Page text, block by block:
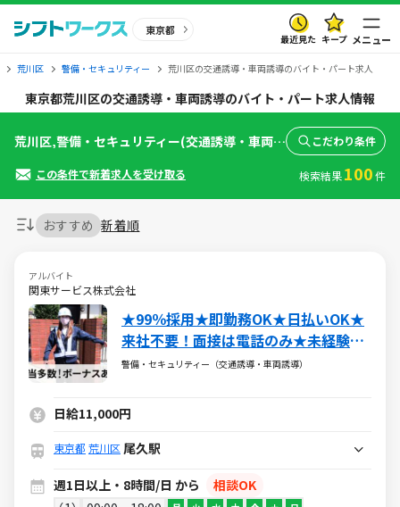
東京都
最近見た キープ メニュー
荒川区 警備・セキュリティー 荒川区の交通誘導・車両誘導のバイト・パート求人
東京都荒川区の交通誘導・車両誘導のバイト・パート求人情報
おすすめ 新着順
アルバイト
関東サービス株式会社
★99％採用★即勤務OK★日払いOK★
来社不要！面接は電話のみ★未経験で
も安心スタート！週1日～好きな曜日
もシニアも幅広く活躍中★
警備・セキュリティー（交通誘導・車両誘導）
日給11,000円
東京都 荒川区 尾久駅
週1日以上・8時間/日 から
相談OK
荒川区,警備・セキュリティー(交通誘導・車両誘導) こだわり条件
この条件で新着求人を受け取る 検索結果100件